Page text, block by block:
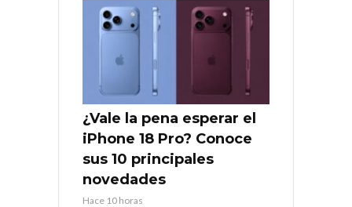
¿Vale la pena esperar el
iPhone 18 Pro? Conoce
sus 10 principales
novedades
Hace 10 horas